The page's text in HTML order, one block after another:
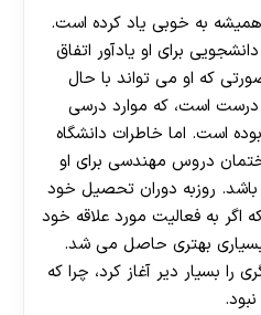
به خوبی یاد کرده است.
برای او یادآور اتفاق
که او می تواند با حال
است، که موارد درسی
است. اما خاطرات دانشگاه
دروس مهندسی برای او
باشد. روزبه دوران تحصیل خود
اگر به فعالیت مورد علاقه خود
بهتری حاصل می شد.
را بسیار دیر آغاز کرد، چرا که